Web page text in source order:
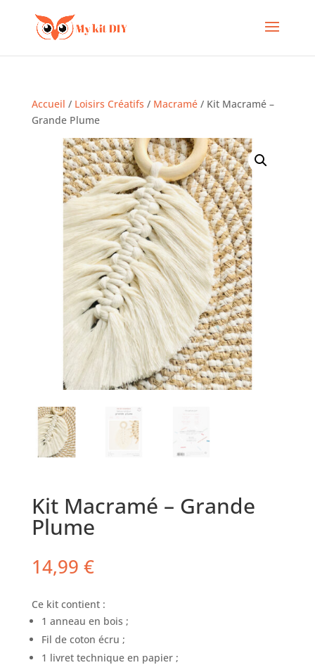
Accueil / Loisirs Créatifs / Macramé/ Kit Macramé –
Grande Plume
Kit Macramé – Grande
Plume
14,99 €
Ce kit contient :
1 anneau en bois ;
Fil de coton écru ;
1 livret technique en papier ;